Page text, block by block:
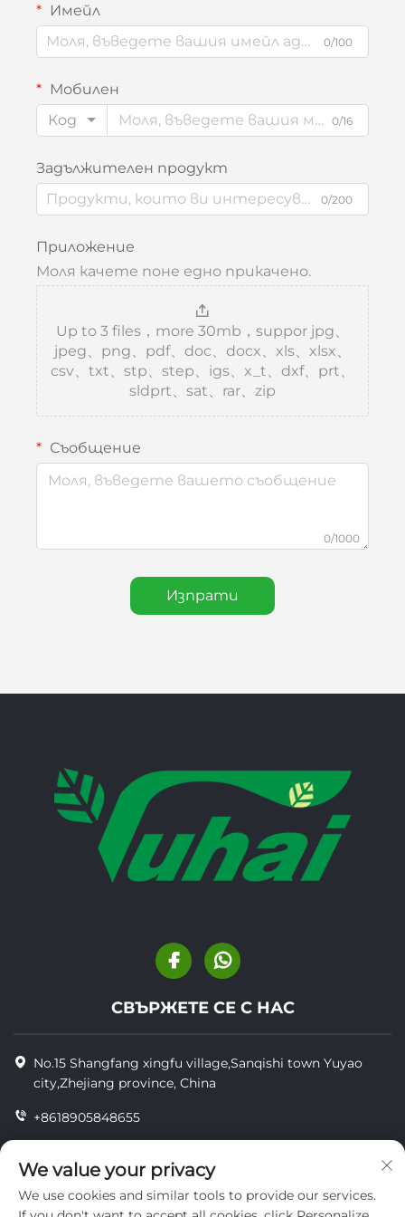
Имейл
0/100
Мобилен
Код
0/16
Задължителен продукт
0/200
Приложение
Моля качете поне едно прикачено.
Up to 3 files，more 30mb，suppor jpg、
jpeg、png、pdf、doc、docx、xls、xlsx、
csv、txt、stp、step、igs、x_t、dxf、prt、
sldprt、sat、rar、zip
Съобщение
0/1000
Изпрати
СВЪРЖЕТЕ СЕ С НАС
No.15 Shangfang xingfu village,Sanqishi town Yuyao
city,Zhejiang province, China
+8618905848655
[email protected]
We value your privacy
We use cookies and similar tools to provide our services.